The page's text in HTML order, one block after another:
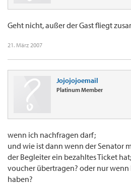
Geht nicht, außer der Gast fliegt
21. März 2007
Jojojojoemail
Platinum Member
wenn ich nachfragen darf;
und wie ist dann wenn der Senator
der Begleiter ein bezahltes Ticket
voucher übertragen? oder nur
haben?